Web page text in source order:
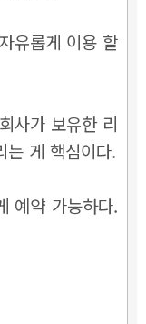
유롭게 이용 할
사가 보유한 리
는 게 핵심이다.
예약 가능하다.